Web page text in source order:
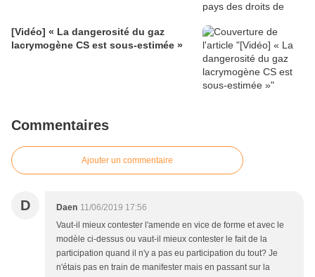
[Vidéo] « La dangerosité du gaz
lacrymogène CS est sous-estimée »
Commentaires
Ajouter un commentaire
D Daen 11/06/2019 17:56
Vaut-il mieux contester l'amende en vice de forme et avec le
modèle ci-dessus ou vaut-il mieux contester le fait de la
participation quand il n'y a pas eu participation du tout? Je
n'étais pas en train de manifester mais en passant sur la